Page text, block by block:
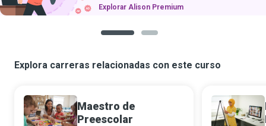
Explorar Alison Premium
Explora carreras relacionadas con este curso
Maestro de
Preescolar